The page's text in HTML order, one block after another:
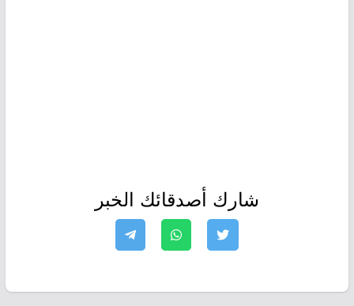
شارك أصدقائك الخبر